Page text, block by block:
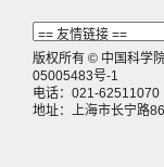
版权所有 © 中国科学
05005483号-1
电话：021-
地址：上海市长宁路